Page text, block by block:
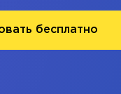
бесплатно